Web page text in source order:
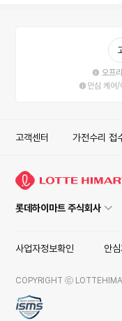
오프
안심 케어
고객센터 가전수리 접
롯데하이마트 주식회사
사업자정보확인 안
COPYRIGHT ⓒ
ISMS